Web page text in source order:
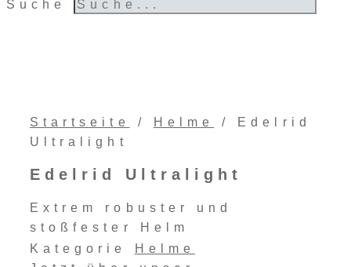
Suche
Startseite / Helme
/ Edelrid
Ultralight
Edelrid Ultralight
Extrem robuster und
stoßfester Helm
Kategorie
Helme